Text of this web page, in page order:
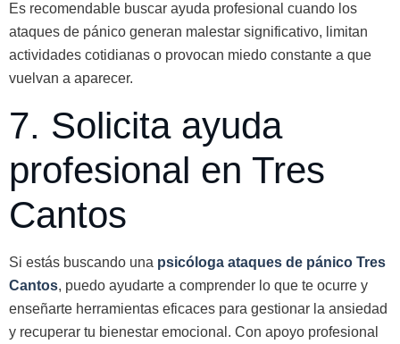
Es recomendable buscar ayuda profesional cuando los
ataques de pánico generan malestar significativo, limitan
actividades cotidianas o provocan miedo constante a que
vuelvan a aparecer.
7. Solicita ayuda
profesional en Tres
Cantos
Si estás buscando una psicóloga ataques de pánico Tres
Cantos, puedo ayudarte a comprender lo que te ocurre y
enseñarte herramientas eficaces para gestionar la ansiedad
y recuperar tu bienestar emocional. Con apoyo profesional